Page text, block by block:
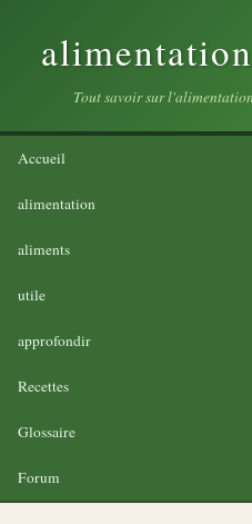
alimentation
Tout savoir sur
Accueil
alimentation
aliments
utile
approfondir
Recettes
Glossaire
Forum